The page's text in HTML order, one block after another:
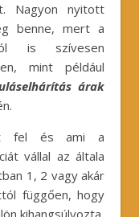
Nagyon nyitott
benne, mert a
is szívesen
mint például
árak
fel és ami a
vállal az általa
1, 2 vagy akár
függően, hogy
kihangsúlyozta,